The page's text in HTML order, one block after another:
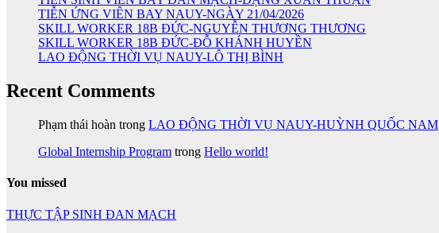
TIỄN ỨNG VIÊN BAY NAUY-NGÀY 21/04/2026
SKILL WORKER 18B ĐỨC-NGUYỄN THƯƠNG THƯƠNG
SKILL WORKER 18B ĐỨC-ĐỖ KHÁNH HUYỀN
LAO ĐỘNG THỜI VỤ NAUY-LÔ THỊ BÌNH
Recent Comments
Phạm thái hoàn trong LAO ĐỘNG THỜI VỤ NAUY-HUỲNH QUỐC NAM
Global Internship Program trong Hello world!
You missed
THỰC TẬP SINH ĐAN MẠCH